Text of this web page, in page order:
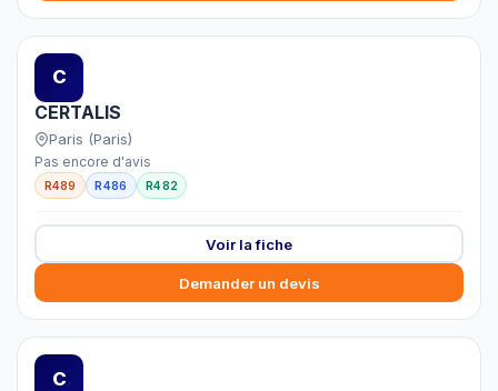
C
CERTALIS
Paris (Paris)
Pas encore d'avis
R489 R486 R482
Voir la fiche
Demander un devis
C